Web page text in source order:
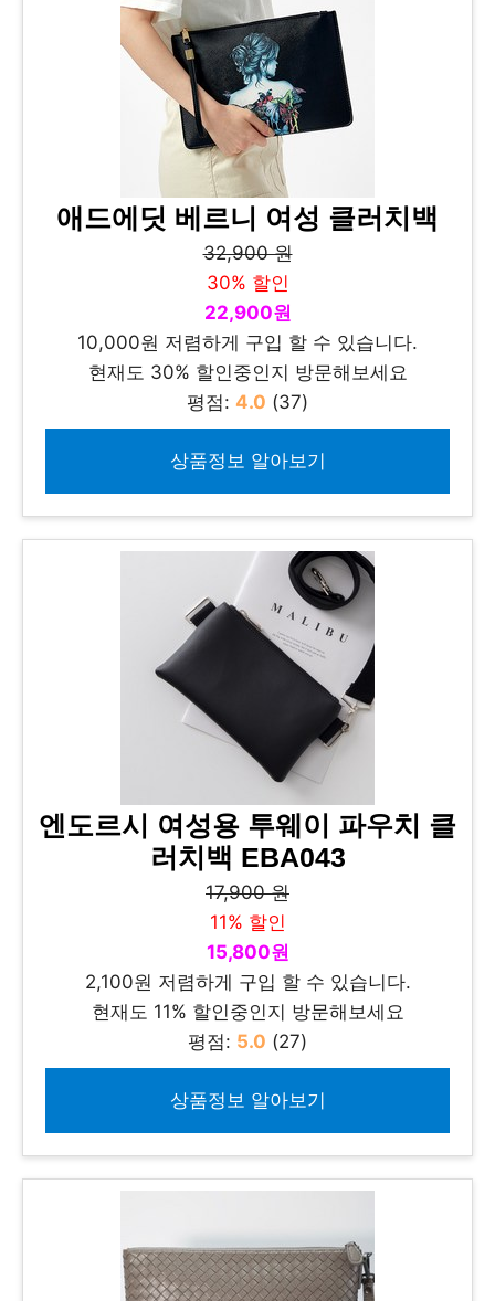
애드에딧 베르니 여성 클러치백
32,900 원
30% 할인
22,900원
10,000원 저렴하게 구입 할 수 있습니다.
현재도 30% 할인중인지 방문해보세요
평점: 4.0 (37)
상품정보 알아보기
엔도르시 여성용 투웨이 파우치 클
러치백 EBA043
17,900 원
11% 할인
15,800원
2,100원 저렴하게 구입 할 수 있습니다.
현재도 11% 할인중인지 방문해보세요
평점: 5.0 (27)
상품정보 알아보기